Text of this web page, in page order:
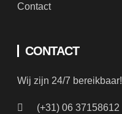
Contact
CONTACT
Wij zijn 24/7 bereikbaar!
(+31) 06 37158612